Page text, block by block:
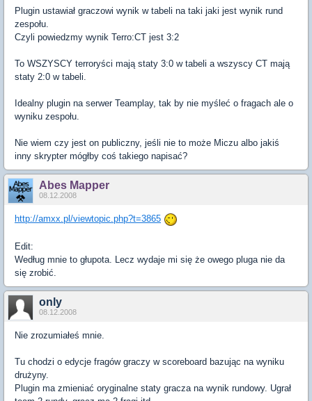
Plugin ustawiał graczowi wynik w tabeli na taki jaki jest wynik rund
zespołu.
Czyli powiedzmy wynik Terro:CT jest 3:2
To WSZYSCY terroryści mają staty 3:0 w tabeli a wszyscy CT mają
staty 2:0 w tabeli.
Idealny plugin na serwer Teamplay, tak by nie myśleć o fragach ale o
wyniku zespołu.
Nie wiem czy jest on publiczny, jeśli nie to może Miczu albo jakiś
inny skrypter mógłby coś takiego napisać?
Abes Mapper
08.12.2008
http://amxx.pl/viewtopic.php?t=3865
Edit:
Według mnie to głupota. Lecz wydaje mi się że owego pluga nie da
się zrobić.
only
08.12.2008
Nie zrozumiałeś mnie.
Tu chodzi o edycje fragów graczy w scoreboard bazując na wyniku
drużyny.
Plugin ma zmieniać oryginalne staty gracza na wynik rundowy. Ugrał